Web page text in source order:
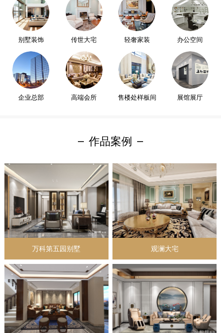
别墅装饰 传世大宅 轻奢家装 办公空间
企业总部 高端会所 售楼处样板间 展馆展厅
作品案例
万科第五园别墅 观澜大宅